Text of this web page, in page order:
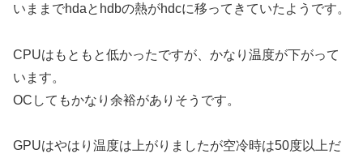
いままでhdaとhdbの熱がhdcに移ってきていたようです。
CPUはもともと低かったですが、かなり温度が下がって
います。
OCしてもかなり余裕がありそうです。
GPUはやはり温度は上がりましたが空冷時は50度以上だ